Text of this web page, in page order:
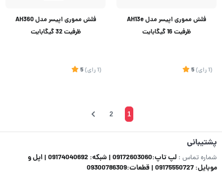
فلش مموری اپیسر مدل AH13e
ظرفیت 16 گیگابایت
(1 رای)
5
فلش مموری اپیسر مدل AH360
ظرفیت 32 گیگابایت
(1 رای)
5
1
2
پشتیبانی
شماره تماس :
لپ تاپ:09172603060 | شبکه: 09174040692 | اپل و
موبایل: 09175550727 | قطعات:09300786309